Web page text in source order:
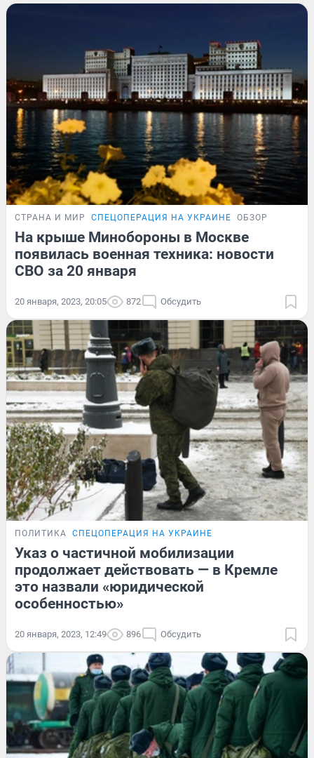
СТРАНА И МИР СПЕЦОПЕРАЦИЯ НА УКРАИНЕ ОБЗОР
На крыше Минобороны в Москве
появилась военная техника: новости
СВО за 20 января
20 января, 2023, 20:05 872 Обсудить
ПОЛИТИКА СПЕЦОПЕРАЦИЯ НА УКРАИНЕ
Указ о частичной мобилизации
продолжает действовать — в Кремле
это назвали «юридической
особенностью»
20 января, 2023, 12:49 896 Обсудить